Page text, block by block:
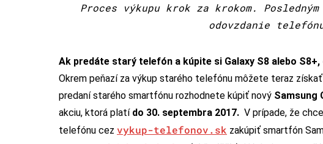
Proces výkupu krok za krokom.
odovzdanie
Ak predáte starý telefón a kúpite si Galaxy S8 alebo
Okrem peňazí za výkup starého telefónu môžete teraz
predaní starého smartfónu rozhodnete kúpiť nový Samsung
akciu, ktorá platí do 30. septembra 2017. V prípade, že
telefónu cez vykup-telefonov.sk zakúpiť smartfón